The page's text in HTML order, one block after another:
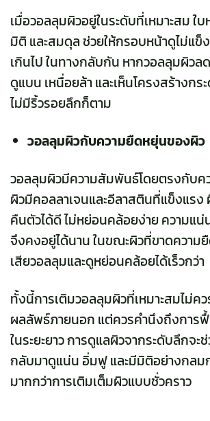
เมื่อวอลลุมผิวอยู่ในระดับที่เหมาะสม ใ
มิติ และสมดุล ช่วยให้กรอบหน้าดูไม่แ
เกินไป ในทางกลับกัน หากวอลลุมผิวล
ดูแบน เหนื่อยล้า และเห็นโครงสร้างกร
ไม่มีริ้วรอยลึกก็ตาม
วอลลุมผิวกับความยืดหยุ่นของผิว
วอลลุมผิวมีความสัมพันธ์โดยตรงกับค
ผิวมีคอลลาเจนและอีลาสตินที่แข็งแรง
คืนตัวได้ดี ไม่หย่อนคล้อยง่าย ความแ
จึงคงอยู่ได้นาน ในขณะผิวที่ขาดควา
เสียวอลลุมและดูหย่อนคล้อยได้เร็วกว่า
ทั้งนี้การเติมวอลลุมผิวที่เหมาะสมไม่ค
ผลลัพธ์ภายนอก แต่ควรคำนึงถึงการ
ในระยะยาว การดูแลผิวจากระดับลึกจะ
กลับมาดูแน่น อิ่มฟู และมีมิติอย่างกลม
มากกว่าการเติมเต็มผิวแบบชั่วคราว